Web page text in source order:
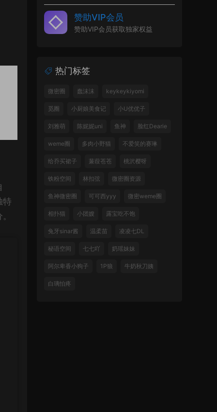
特
赞助VIP会员
赞助VIP会员获取独家权益
热门标签
微密圈 蠢沫沫 keykeykiyomi
觅圈 小厨娘美食记 小U优优子
刘雅萌 陈妮妮uni 鱼神 脸红Dearie
weme圈 多肉小野猫 不爱笑的赛琳
给乔买裙子 蒹葭苍苍 桃沢樱呀
铁粉空间 林扣弦 微密圈资源
鱼神微密圈 可可西yyy 微密weme圈
相扑猫 小团嫂 露宝吃不饱
兔牙sinar酱 温柔苗 凌凌七DL
秘语空间 七七吖 奶瑶妹妹
阿尔卑香小狗子 1P狼 牛奶秋刀姨
白璃怕疼